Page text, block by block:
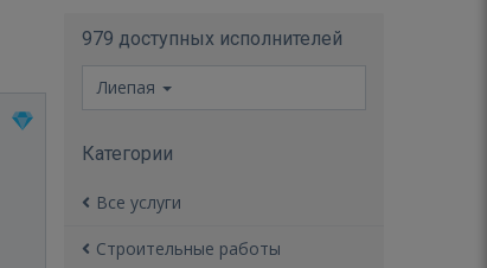
979 доступных исполнителей
Лиепая
Категории
Все услуги
Строительные работы